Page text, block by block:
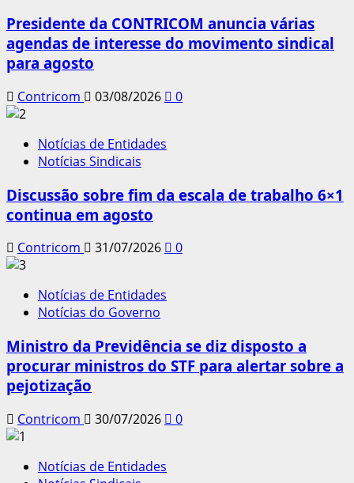
Presidente da CONTRICOM anuncia várias
agendas de interesse do movimento sindical
para agosto
Contricom 03/08/2026 0
Notícias de Entidades
Notícias Sindicais
Discussão sobre fim da escala de trabalho 6×1
continua em agosto
Contricom 31/07/2026 0
Notícias de Entidades
Notícias do Governo
Ministro da Previdência se diz disposto a
procurar ministros do STF para alertar sobre a
pejotização
Contricom 30/07/2026 0
Notícias de Entidades